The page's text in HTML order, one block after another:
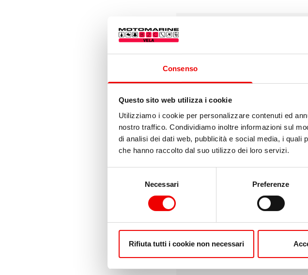
Consenso
Questo sito web utilizza i cookie
Utilizziamo i cookie per personalizzare contenuti ed
nostro traffico. Condividiamo inoltre informazioni sul
di analisi dei dati web, pubblicità e social media, i quali
che hanno raccolto dal suo utilizzo dei loro servizi.
Necessari Preferenze
Rifiuta tutti i cookie non necessari
Cima T16 Ø24mm Nera 16/20mt
Impiombata